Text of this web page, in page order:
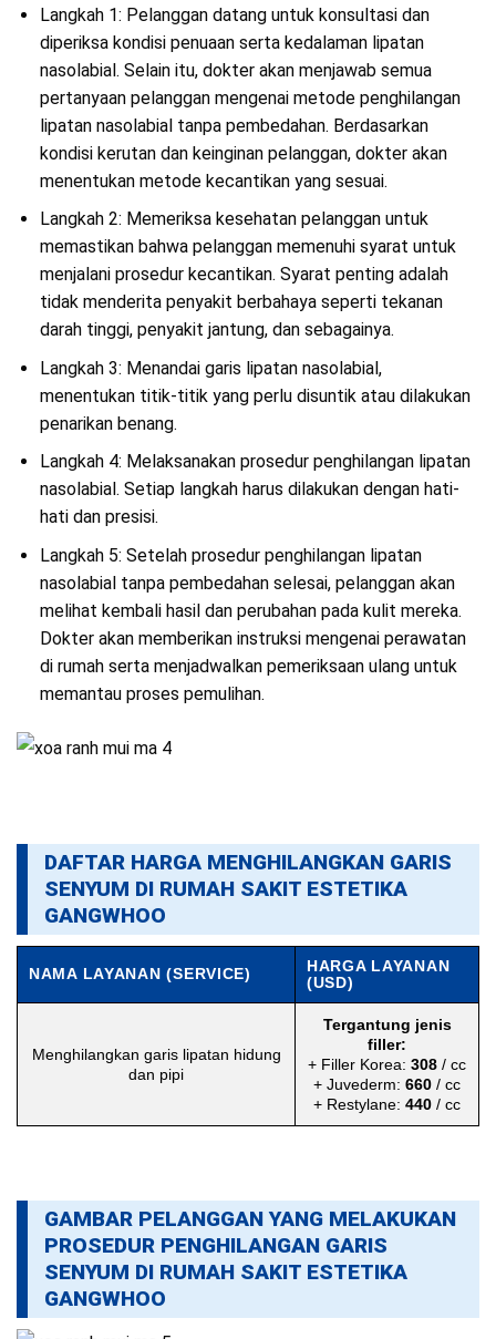
Langkah 1: Pelanggan datang untuk konsultasi dan
diperiksa kondisi penuaan serta kedalaman lipatan
nasolabial. Selain itu, dokter akan menjawab semua
pertanyaan pelanggan mengenai metode penghilangan
lipatan nasolabial tanpa pembedahan. Berdasarkan
kondisi kerutan dan keinginan pelanggan, dokter akan
menentukan metode kecantikan yang sesuai.
Langkah 2: Memeriksa kesehatan pelanggan untuk
memastikan bahwa pelanggan memenuhi syarat untuk
menjalani prosedur kecantikan. Syarat penting adalah
tidak menderita penyakit berbahaya seperti tekanan
darah tinggi, penyakit jantung, dan sebagainya.
Langkah 3: Menandai garis lipatan nasolabial,
menentukan titik-titik yang perlu disuntik atau dilakukan
penarikan benang.
Langkah 4: Melaksanakan prosedur penghilangan lipatan
nasolabial. Setiap langkah harus dilakukan dengan hati-
hati dan presisi.
Langkah 5: Setelah prosedur penghilangan lipatan
nasolabial tanpa pembedahan selesai, pelanggan akan
melihat kembali hasil dan perubahan pada kulit mereka.
Dokter akan memberikan instruksi mengenai perawatan
di rumah serta menjadwalkan pemeriksaan ulang untuk
memantau proses pemulihan.
DAFTAR HARGA MENGHILANGKAN GARIS
SENYUM DI RUMAH SAKIT ESTETIKA
GANGWHOO
NAMA LAYANAN (SERVICE)
HARGA LAYANAN
(USD)
Menghilangkan garis lipatan hidung
dan pipi
Tergantung jenis
filler:
+ Filler Korea: 308 / cc
+ Juvederm: 660 / cc
+ Restylane: 440 / cc
GAMBAR PELANGGAN YANG MELAKUKAN
PROSEDUR PENGHILANGAN GARIS
SENYUM DI RUMAH SAKIT ESTETIKA
GANGWHOO